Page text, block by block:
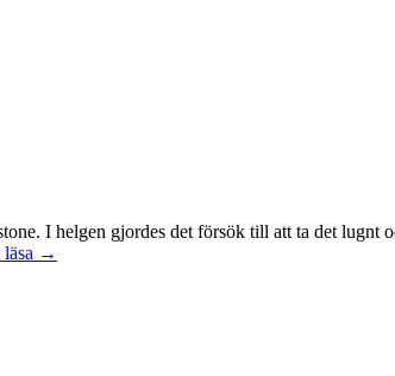
I helgen gjordes det försök till att ta det lugnt
Mental
→